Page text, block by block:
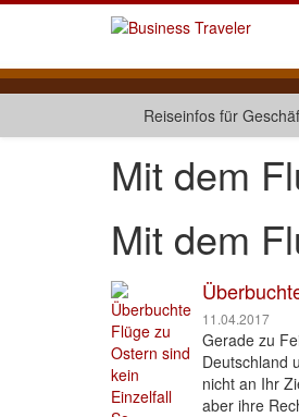
Reiseinfos für
Mit dem
Mit dem
11.04.2017
Gerade zu
Deutschland
nicht an Ihr
aber ihre